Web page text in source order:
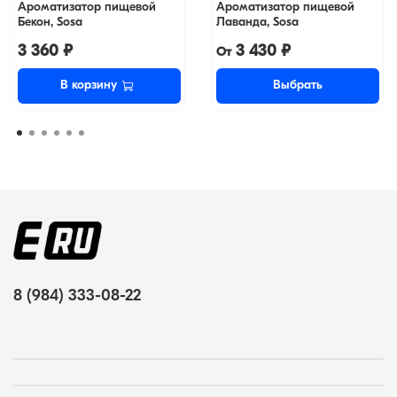
Ароматизатор пищевой
Бекон, Sosa
3 360 ₽
В корзину
Ароматизатор пищевой
Лаванда, Sosa
От3 430 ₽
Выбрать
8 (984) 333-08-22